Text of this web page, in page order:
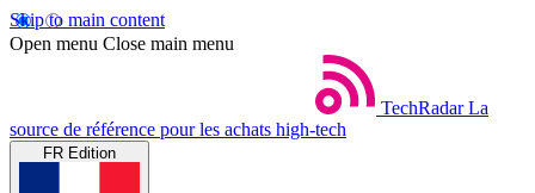
Skip to main content
Open menu Close main menu
TechRadar La
source de référence pour les achats high-tech
FR Edition